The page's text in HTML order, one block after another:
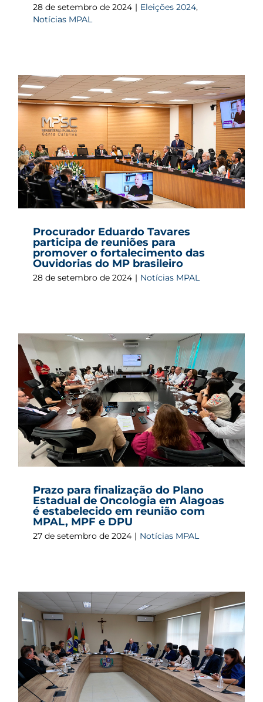
28 de setembro de 2024 | Eleições 2024,
Notícias MPAL
Procurador Eduardo Tavares
participa de reuniões para
promover o fortalecimento das
Ouvidorias do MP brasileiro
28 de setembro de 2024 | Notícias MPAL
Prazo para finalização do Plano
Estadual de Oncologia em Alagoas
é estabelecido em reunião com
MPAL, MPF e DPU
27 de setembro de 2024 | Notícias MPAL